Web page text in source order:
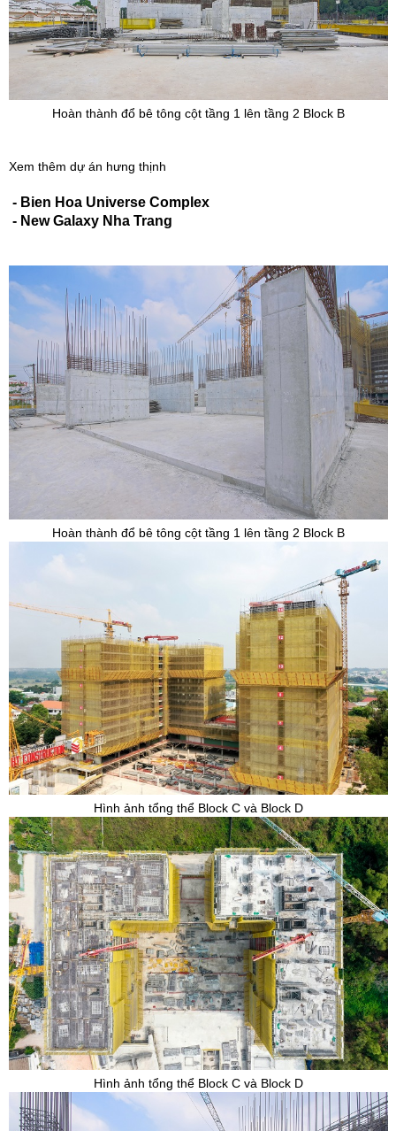
Hoàn thành đổ bê tông cột tầng 1 lên tầng 2 Block B
Xem thêm dự án hưng thịnh
- Bien Hoa Universe Complex
- New Galaxy Nha Trang
Hoàn thành đổ bê tông cột tầng 1 lên tầng 2 Block B
Hình ảnh tổng thể Block C và Block D
Hình ảnh tổng thể Block C và Block D